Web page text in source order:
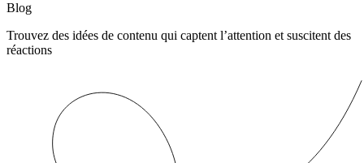
Blog
Trouvez des idées de contenu qui captent l’attention et suscitent des
réactions